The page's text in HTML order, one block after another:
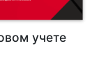
учете